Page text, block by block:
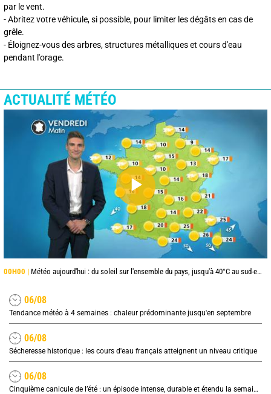
par le vent.
- Abritez votre véhicule, si possible, pour limiter les dégâts en cas de
grêle.
- Éloignez-vous des arbres, structures métalliques et cours d'eau
pendant l'orage.
ACTUALITÉ MÉTÉO
00H00 | Météo aujourd'hui : du soleil sur l'ensemble du pays, jusqu'à 40°C au sud-est
06/08
Tendance météo à 4 semaines : chaleur prédominante jusqu'en septembre
06/08
Sécheresse historique : les cours d'eau français atteignent un niveau critique
06/08
Cinquième canicule de l’été : un épisode intense, durable et étendu la semaine prochaine